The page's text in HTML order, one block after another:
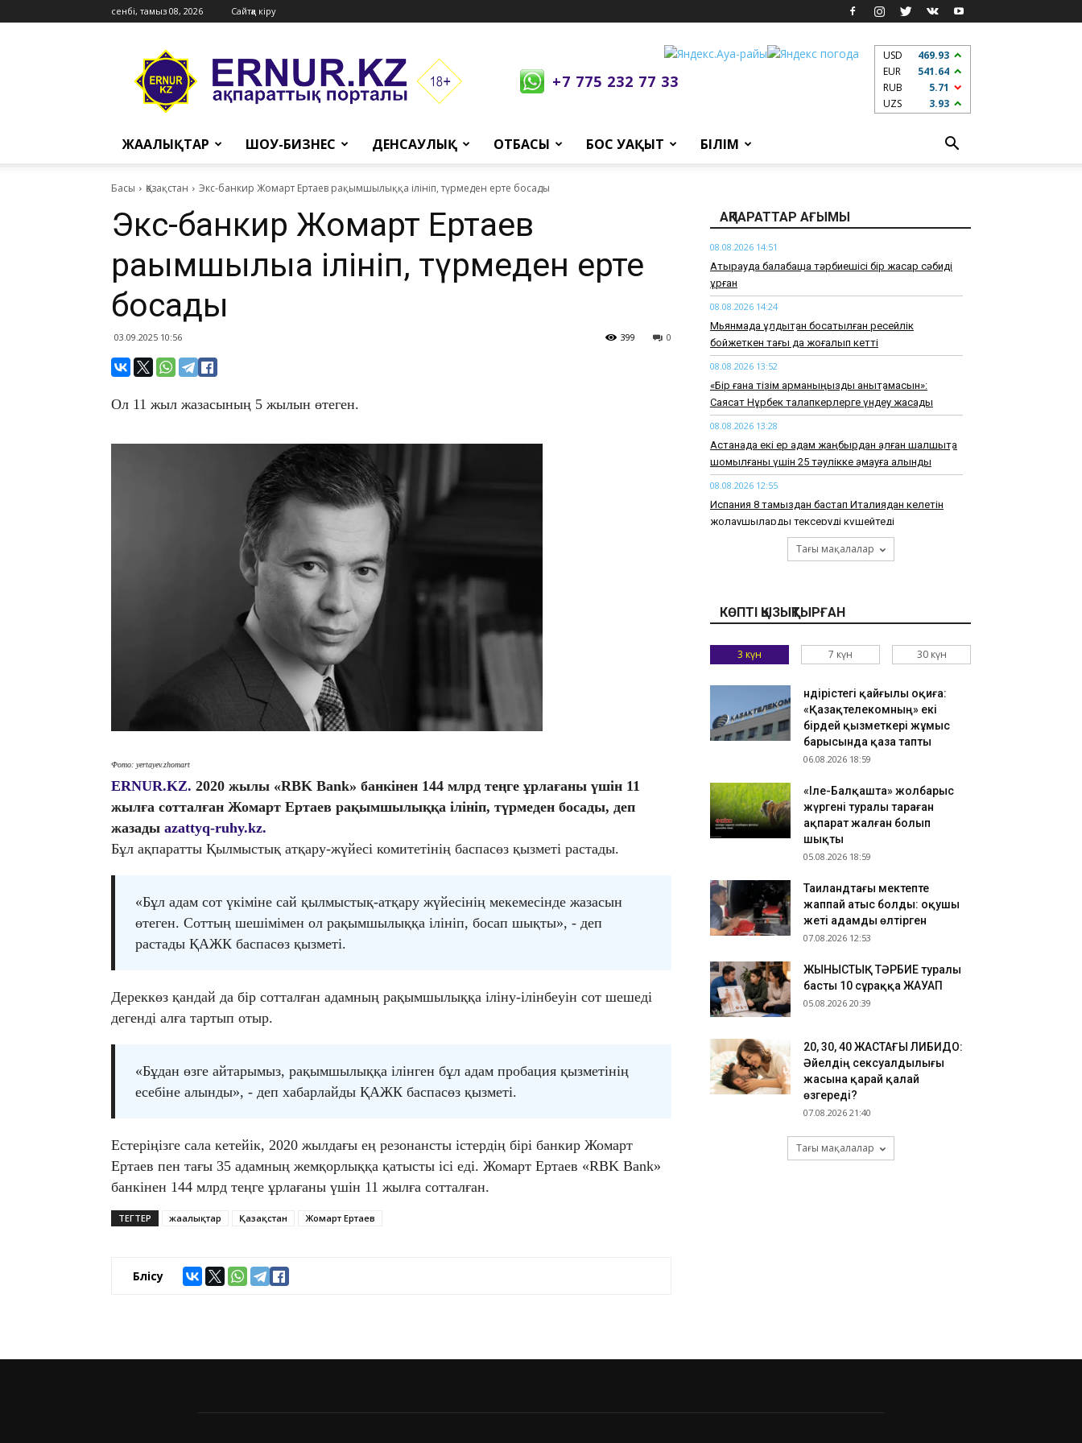
сенбі, тамыз 08, 2026 Сайтқа кіру
Ernur
Press
+7 775 232 77 33
USD
469.93
EUR
541.64
RUB
5.71
UZS
3.93
ЖАҢАЛЫҚТАР ШОУ-БИЗНЕС ДЕНСАУЛЫҚ ОТБАСЫ БОС УАҚЫТ БІЛІМ
Басы Қазақстан Экс-банкир Жомарт Ертаев рақымшылыққа ілініп, түрмеден ерте босады
Экс-банкир Жомарт Ертаев
рақымшылыққа ілініп, түрмеден ерте
босады
03.09.2025 10:56 0
399
​Ол 11 жыл жазасының 5 жылын өтеген.
Фото: yertayev.zhomart
ERNUR.KZ. 2020 жылы «RBK Bank» банкінен 144 млрд теңге ұрлағаны үшін 11
жылға сотталған Жомарт Ертаев рақымшылыққа ілініп, түрмеден босады, деп
жазады azattyq-ruhy.kz.
Бұл ақпаратты Қылмыстық атқару-жүйесі комитетінің баспасөз қызметі растады.
«Бұл адам сот үкіміне сай қылмыстық-атқару жүйесінің мекемесінде жазасын
өтеген. Соттың шешімімен ол рақымшылыққа ілініп, босап шықты», - деп
растады ҚАЖК баспасөз қызметі.
Дереккөз қандай да бір сотталған адамның рақымшылыққа іліну-ілінбеуін сот шешеді
дегенді алға тартып отыр.
«Бұдан өзге айтарымыз, рақымшылыққа ілінген бұл адам пробация қызметінің
есебіне алынды», - деп хабарлайды ҚАЖК баспасөз қызметі.
Естеріңізге сала кетейік, 2020 жылдағы ең резонансты істердің бірі банкир Жомарт
Ертаев пен тағы 35 адамның жемқорлыққа қатысты ісі еді. Жомарт Ертаев «RBK Bank»
банкінен 144 млрд теңге ұрлағаны үшін 11 жылға сотталған.
ТЕГТЕР жаңалықтар Қазақстан Жомарт Ертаев
Бөлісу
АҚПАРАТТАР АҒЫМЫ
08.08.2026 14:51
Атырауда балабақша тәрбиешісі бір жасар сәбиді
ұрған
08.08.2026 14:24
Мьянмада құлдықтан босатылған ресейлік
бойжеткен тағы да жоғалып кетті
08.08.2026 13:52
«Бір ғана тізім арманыңызды анықтамасын»:
Саясат Нұрбек талапкерлерге үндеу жасады
08.08.2026 13:28
Астанада екі ер адам жаңбырдан қалған шалшықта
шомылғаны үшін 25 тәулікке қамауға алынды
08.08.2026 12:55
Испания 8 тамыздан бастап Италиядан келетін
жолаушыларды тексеруді күшейтеді
Спорт министрлігі “Астана“ баскетбол клубының
08.08.2026 11:59
Әкімдіктер мен ЖОО-лар талапкерлерге 4,4
08.08.2026 11:22
Алматы тауларында адасқан екі жасөспірім
08.08.2026 10:52
Атырауда су құбырын жаңғыртуға бөлінген
миллиардтаған теңге ұрланған: сот үкім шығарды
08.08.2026 10:26
TikTok-тағы тікелей эфир: Тараз тұрғыны бес
тәулікке қамауға алынды
Тағы мақалалар
КӨПТІ ҚЫЗЫҚТЫРҒАН
3 күн 7 күн 30 күн
Өндірістегі қайғылы оқиға:
«Қазақтелекомның» екі
бірдей қызметкері жұмыс
барысында қаза тапты
06.08.2026 18:59
«Іле-Балқашта» жолбарыс
жүргені туралы тараған
ақпарат жалған болып
шықты
05.08.2026 18:59
Таиландтағы мектепте
жаппай атыс болды: оқушы
жеті адамды өлтірген
07.08.2026 12:53
ЖЫНЫСТЫҚ ТӘРБИЕ туралы
басты 10 сұраққа ЖАУАП
05.08.2026 20:39
​20, 30, 40 ЖАСТАҒЫ ЛИБИДО:
Әйелдің сексуалдылығы
жасына қарай қалай
өзгереді?
07.08.2026 21:40
Тағы мақалалар